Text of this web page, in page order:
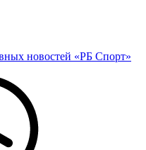
новостей «РБ Спорт»